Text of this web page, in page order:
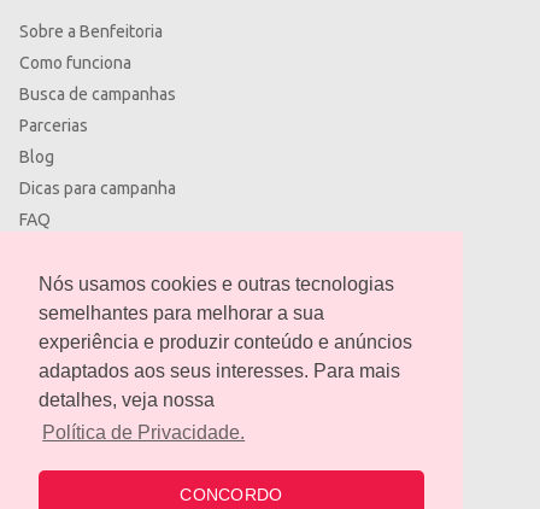
Nós usamos cookies e outras tecnologias
semelhantes para melhorar a sua
experiência e produzir conteúdo e anúncios
adaptados aos seus interesses. Para mais
detalhes, veja nossa
Política de Privacidade.
CONCORDO
Sobre a Benfeitoria
Como funciona
Busca de campanhas
Parcerias
Blog
Dicas para campanha
FAQ
Política de privacidade
contato@benfeitoria.com